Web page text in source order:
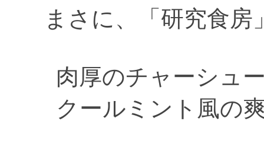
まさに、「研究食
肉厚のチャーシュ
クールミント風の